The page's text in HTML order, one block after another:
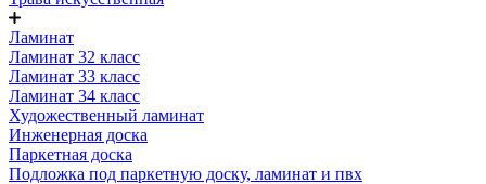
Ламинат
Ламинат 32 класс
Ламинат 33 класс
Ламинат 34 класс
Художественный ламинат
Инженерная доска
Паркетная доска
Подложка под паркетную доску, ламинат и пвх